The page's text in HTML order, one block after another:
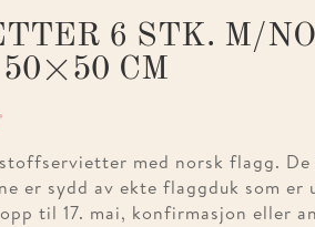
6 STK. M/
CM
med norsk flagg. De
er sydd av ekte flaggduk som er
til 17. mai, konfirmasjon eller